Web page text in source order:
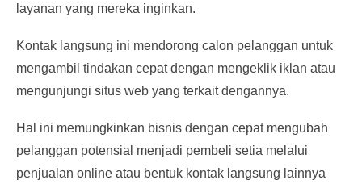
layanan yang mereka inginkan.
Kontak langsung ini mendorong calon pelanggan untuk
mengambil tindakan cepat dengan mengeklik iklan atau
mengunjungi situs web yang terkait dengannya.
Hal ini memungkinkan bisnis dengan cepat mengubah
pelanggan potensial menjadi pembeli setia melalui
penjualan online atau bentuk kontak langsung lainnya